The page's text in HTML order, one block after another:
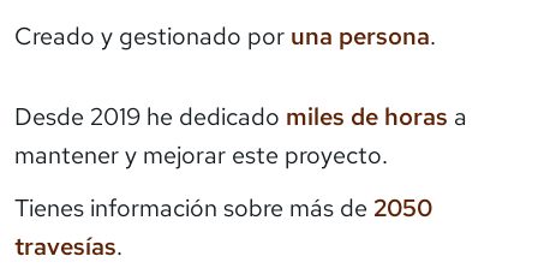
Creado y gestionado por una persona.
Desde 2019 he dedicado miles de horas a
mantener y mejorar este proyecto.
Tienes información sobre más de 2050
travesías.